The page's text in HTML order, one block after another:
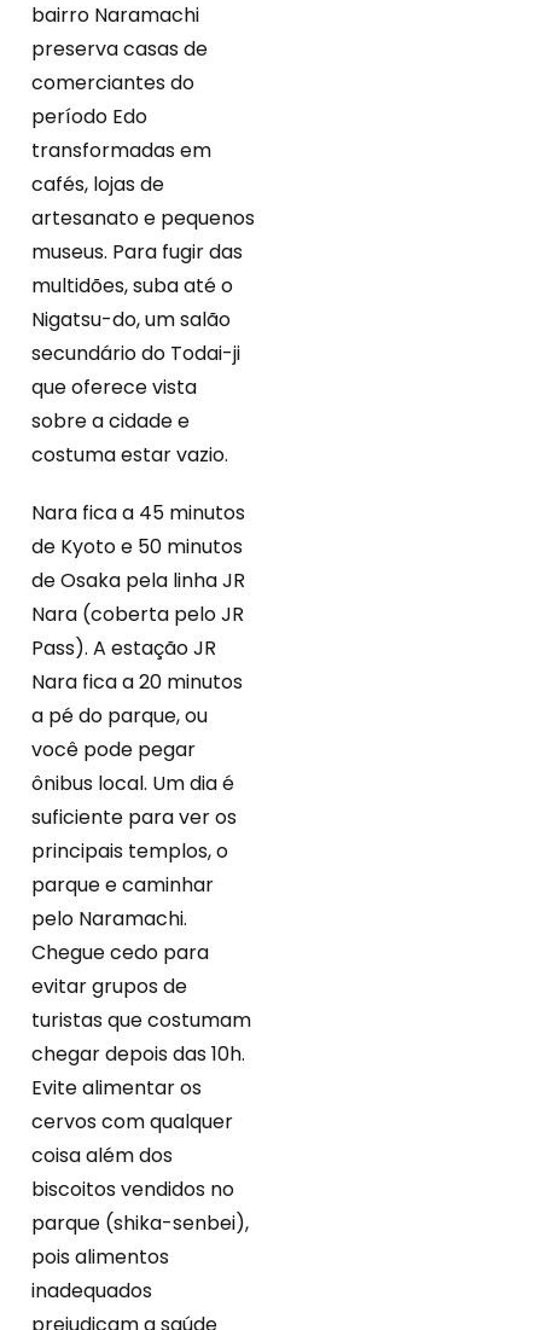
bairro Naramachi
preserva casas de
comerciantes do
período Edo
transformadas em
cafés, lojas de
artesanato e pequenos
museus. Para fugir das
multidões, suba até o
Nigatsu-do, um salão
secundário do Todai-ji
que oferece vista
sobre a cidade e
costuma estar vazio.
Nara fica a 45 minutos
de Kyoto e 50 minutos
de Osaka pela linha JR
Nara (coberta pelo JR
Pass). A estação JR
Nara fica a 20 minutos
a pé do parque, ou
você pode pegar
ônibus local. Um dia é
suficiente para ver os
principais templos, o
parque e caminhar
pelo Naramachi.
Chegue cedo para
evitar grupos de
turistas que costumam
chegar depois das 10h.
Evite alimentar os
cervos com qualquer
coisa além dos
biscoitos vendidos no
parque (shika-senbei),
pois alimentos
inadequados